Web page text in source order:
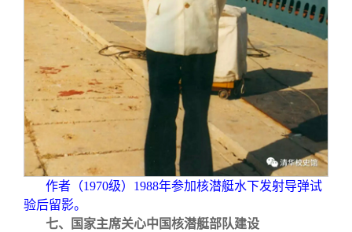
作者（1970级）1988年参加核潜艇水下发射导弹试
验后留影。
七、国家主席关心中国核潜艇部队建设